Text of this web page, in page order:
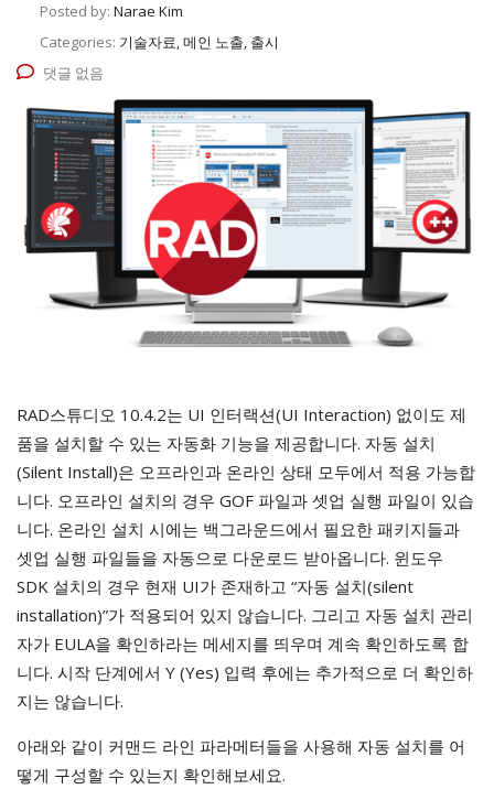
Posted by: Narae Kim
Categories: 기술자료, 메인 노출, 출시
댓글 없음
RAD스튜디오 10.4.2는 UI 인터랙션(UI Interaction) 없이도 제
품을 설치할 수 있는 자동화 기능을 제공합니다. 자동 설치
(Silent Install)은 오프라인과 온라인 상태 모두에서 적용 가능합
니다. 오프라인 설치의 경우 GOF 파일과 셋업 실행 파일이 있습
니다. 온라인 설치 시에는 백그라운드에서 필요한 패키지들과
셋업 실행 파일들을 자동으로 다운로드 받아옵니다. 윈도우
SDK 설치의 경우 현재 UI가 존재하고 “자동 설치(silent
installation)”가 적용되어 있지 않습니다. 그리고 자동 설치 관리
자가 EULA을 확인하라는 메세지를 띄우며 계속 확인하도록 합
니다. 시작 단계에서 Y (Yes) 입력 후에는 추가적으로 더 확인하
지는 않습니다.
아래와 같이 커맨드 라인 파라메터들을 사용해 자동 설치를 어
떻게 구성할 수 있는지 확인해보세요.